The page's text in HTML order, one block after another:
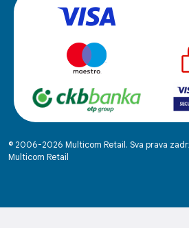
© 2006-2026 Multicom Retail. Sva prava
Multicom Retail